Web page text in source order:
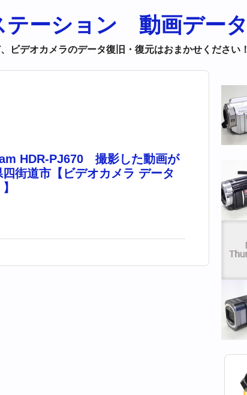
ビデオカメラのデータ復旧・復元はおまかせください！
HDR-PJ670 撮影した動画が
街道市【ビデオカメラ データ